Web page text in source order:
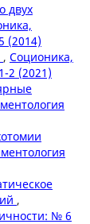
двух
(2014)
, Соционика,
2 (2021)
,
№ 6